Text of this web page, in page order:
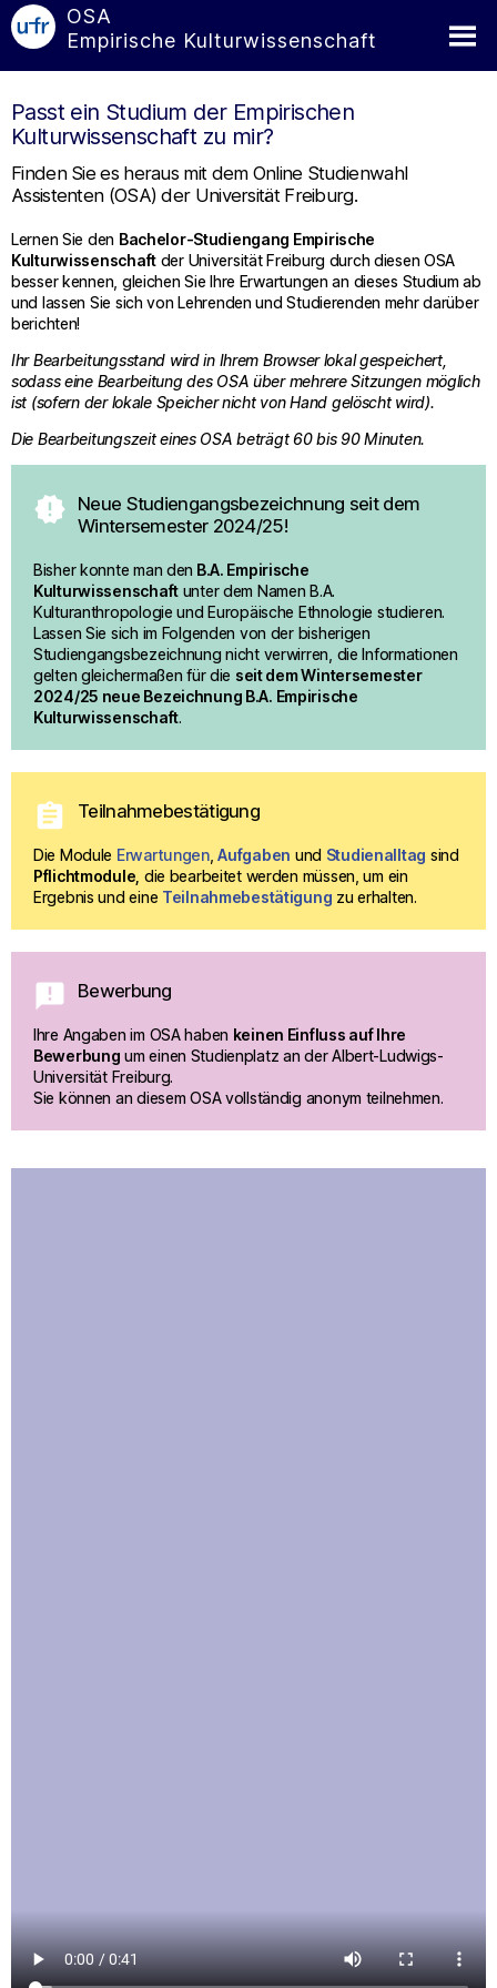
OSA
Empirische Kulturwissenschaft
Passt ein Studium der Empirischen
Kulturwissenschaft zu mir?
Finden Sie es heraus mit dem Online Studienwahl
Assistenten (OSA) der Universität Freiburg.
Lernen Sie den Bachelor-Studiengang Empirische
Kulturwissenschaftder Universität Freiburg durch diesen OSA
besser kennen, gleichen Sie Ihre Erwartungen an dieses Studium ab
und lassen Sie sich von Lehrenden und Studierenden mehr darüber
berichten!
Ihr Bearbeitungsstand wird in Ihrem Browser lokal gespeichert,
sodass eine Bearbeitung des OSA über mehrere Sitzungen möglich
ist (sofern der lokale Speicher nicht von Hand gelöscht wird).
Die Bearbeitungszeit eines OSA beträgt 60 bis 90 Minuten.
new_releases Neue Studiengangsbezeichnung seit dem
Wintersemester 2024/25!
Bisher konnte man den B.A. Empirische
Kulturwissenschaft unter dem Namen B.A.
Kulturanthropologie und Europäische Ethnologie studieren.
Lassen Sie sich im Folgenden von der bisherigen
Studiengangsbezeichnung nicht verwirren, die Informationen
gelten gleichermaßen für die seit dem Wintersemester
2024/25 neue Bezeichnung B.A. Empirische
Kulturwissenschaft.
assignment Teilnahmebestätigung
Die Module Erwartungen, Aufgaben und Studienalltag sind
Pflichtmodule, die bearbeitet werden müssen, um ein
Ergebnis und eine Teilnahmebestätigung zu erhalten.
announcement Bewerbung
Ihre Angaben im OSA haben keinen Einfluss auf Ihre
Bewerbung um einen Studienplatz an der Albert-Ludwigs-
Universität Freiburg.
Sie können an diesem OSA vollständig anonym teilnehmen.